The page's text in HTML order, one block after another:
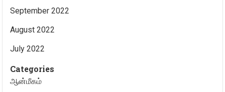
September 2022
August 2022
July 2022
Categories
ஆன்மீகம்